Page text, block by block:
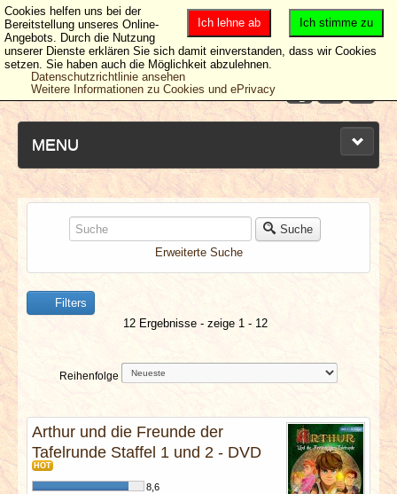
MENU
NEUESTE ARTIKEL
NEWS & DATES
BERICHTE
VERLOSUNGEN
SPECIALS
Suche
Erweiterte Suche
Filters
12 Ergebnisse - zeige 1 - 12
Reihenfolge
Arthur und die Freunde der
Tafelrunde Staffel 1 und 2 - DVD
HOT
8,6
Ich stimme zu
Ich lehne ab
Cookies helfen uns bei der
Bereitstellung unseres Online-
Angebots. Durch die Nutzung
unserer Dienste erklären Sie sich damit einverstanden, dass wir Cookies
setzen. Sie haben auch die Möglichkeit abzulehnen.
Datenschutzrichtlinie ansehen
Weitere Informationen zu Cookies und ePrivacy